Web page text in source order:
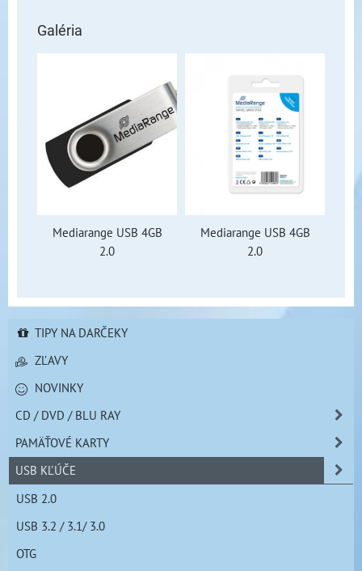
Galéria
Mediarange USB 4GB
2.0
Mediarange USB 4GB
2.0
TIPY NA DARČEKY
ZĽAVY
NOVINKY
CD / DVD / BLU RAY
PAMÄŤOVÉ KARTY
USB KĽÚČE
USB 2.0
USB 3.2 / 3.1/ 3.0
OTG